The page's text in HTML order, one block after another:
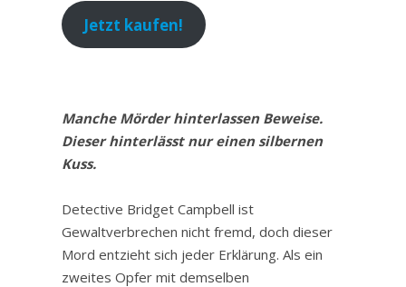
Jetzt kaufen!
Manche Mörder hinterlassen Beweise.
Dieser hinterlässt nur einen silbernen
Kuss.
Detective Bridget Campbell ist
Gewaltverbrechen nicht fremd, doch dieser
Mord entzieht sich jeder Erklärung. Als ein
zweites Opfer mit demselben